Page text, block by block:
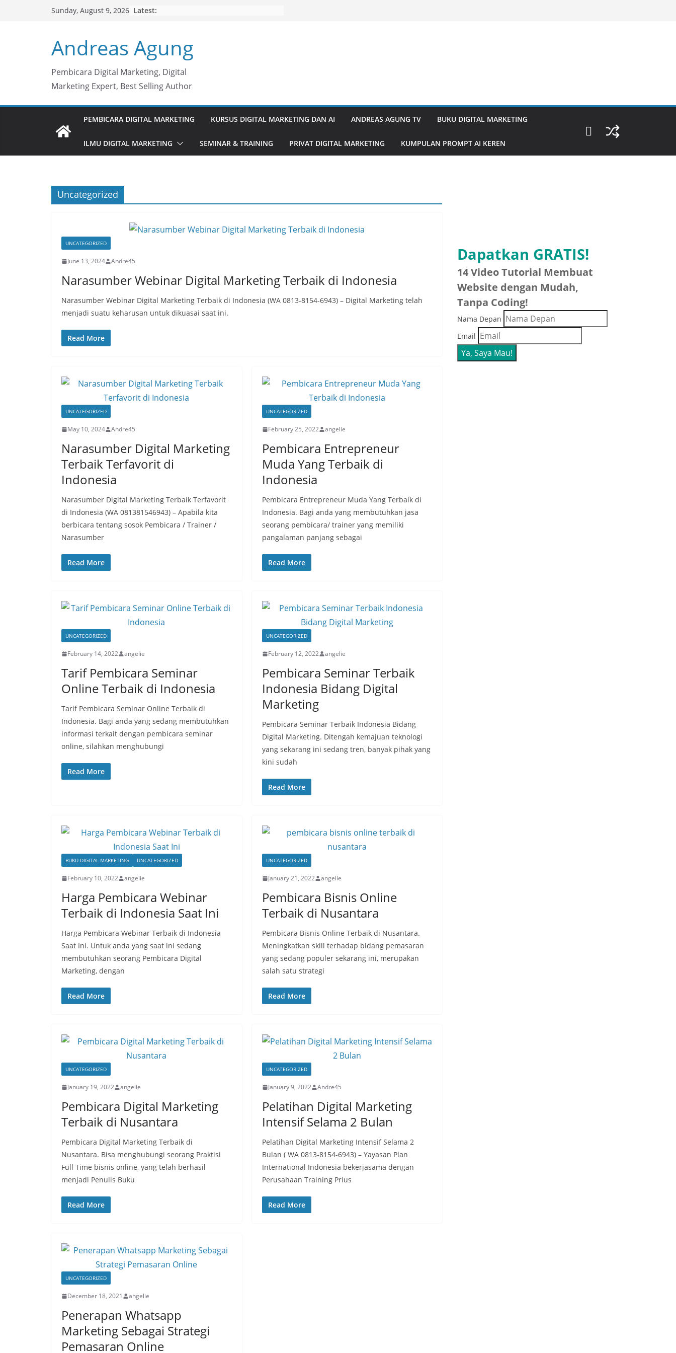
Sunday, August 9, 2026 Latest:
Andreas Agung
Pembicara Digital Marketing, Digital
Marketing Expert, Best Selling Author
PEMBICARA DIGITAL MARKETING KURSUS DIGITAL MARKETING DAN AI ANDREAS AGUNG TV BUKU DIGITAL MARKETING
ILMU DIGITAL MARKETING SEMINAR & TRAINING PRIVAT DIGITAL MARKETING KUMPULAN PROMPT AI KEREN
Uncategorized
UNCATEGORIZED
June 13, 2024 Andre45
Narasumber Webinar Digital Marketing Terbaik di Indonesia
Narasumber Webinar Digital Marketing Terbaik di Indonesia (WA 0813-8154-6943) – Digital Marketing telah
menjadi suatu keharusan untuk dikuasai saat ini.
Read More
UNCATEGORIZED
May 10, 2024 Andre45
Narasumber Digital Marketing
Terbaik Terfavorit di
Indonesia
Narasumber Digital Marketing Terbaik Terfavorit
di Indonesia (WA 081381546943) – Apabila kita
berbicara tentang sosok Pembicara / Trainer /
Narasumber
Read More
UNCATEGORIZED
February 25, 2022 angelie
Pembicara Entrepreneur
Muda Yang Terbaik di
Indonesia
Pembicara Entrepreneur Muda Yang Terbaik di
Indonesia. Bagi anda yang membutuhkan jasa
seorang pembicara/ trainer yang memiliki
pangalaman panjang sebagai
Read More
UNCATEGORIZED
February 14, 2022 angelie
Tarif Pembicara Seminar
Online Terbaik di Indonesia
Tarif Pembicara Seminar Online Terbaik di
Indonesia. Bagi anda yang sedang membutuhkan
informasi terkait dengan pembicara seminar
online, silahkan menghubungi
Read More
UNCATEGORIZED
February 12, 2022 angelie
Pembicara Seminar Terbaik
Indonesia Bidang Digital
Marketing
Pembicara Seminar Terbaik Indonesia Bidang
Digital Marketing. Ditengah kemajuan teknologi
yang sekarang ini sedang tren, banyak pihak yang
kini sudah
Read More
BUKU DIGITAL MARKETING UNCATEGORIZED
February 10, 2022 angelie
Harga Pembicara Webinar
Terbaik di Indonesia Saat Ini
Harga Pembicara Webinar Terbaik di Indonesia
Saat Ini. Untuk anda yang saat ini sedang
membutuhkan seorang Pembicara Digital
Marketing, dengan
Read More
UNCATEGORIZED
January 21, 2022 angelie
Pembicara Bisnis Online
Terbaik di Nusantara
Pembicara Bisnis Online Terbaik di Nusantara.
Meningkatkan skill terhadap bidang pemasaran
yang sedang populer sekarang ini, merupakan
salah satu strategi
Read More
UNCATEGORIZED
January 19, 2022 angelie
Pembicara Digital Marketing
Terbaik di Nusantara
Pembicara Digital Marketing Terbaik di
Nusantara. Bisa menghubungi seorang Praktisi
Full Time bisnis online, yang telah berhasil
menjadi Penulis Buku
Read More
UNCATEGORIZED
January 9, 2022 Andre45
Pelatihan Digital Marketing
Intensif Selama 2 Bulan
Pelatihan Digital Marketing Intensif Selama 2
Bulan ( WA 0813-8154-6943) – Yayasan Plan
International Indonesia bekerjasama dengan
Perusahaan Training Prius
Read More
UNCATEGORIZED
December 18, 2021 angelie
Penerapan Whatsapp
Marketing Sebagai Strategi
Pemasaran Online
Dapatkan GRATIS!
14 Video Tutorial Membuat
Website dengan Mudah,
Tanpa Coding!
Nama Depan
Email